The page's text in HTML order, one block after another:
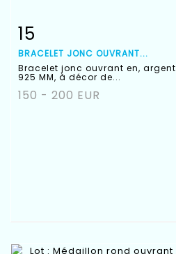
Fiche détaillée
15
BRACELET JONC OUVRANT...
Bracelet jonc ouvrant en, argent
925 MM, à décor de...
150 - 200 EUR